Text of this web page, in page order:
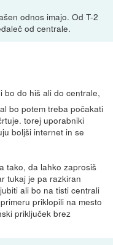
odnos imajo. Od T-2
od centrale.
bo do hiš ali do centrale,
bo potem treba počakati
torej uporabniki
boljši internet in se
tako, da lahko zaprosiš
tukaj je pa razkiran
ali bo na tisti centrali
priklopili na mesto
priključek brez